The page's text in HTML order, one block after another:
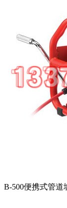
B-500便携式管道